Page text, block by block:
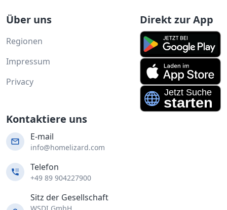
Über uns
Regionen
Impressum
Privacy
Direkt zur App
Kontaktiere uns
E-mail
info@homelizard.com
Telefon
+49 89 904227900
Sitz der Gesellschaft